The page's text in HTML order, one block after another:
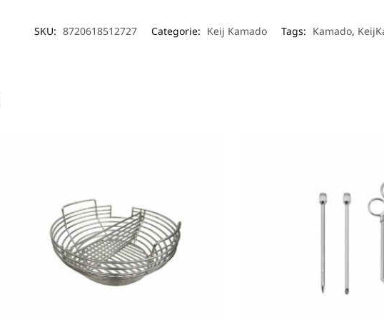
SKU: 8720618512727 Categorie: Keij Kamado Tags: Kamado,